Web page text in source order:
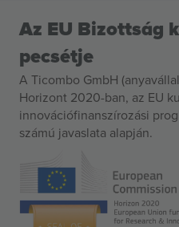
Az EU Bizottság
pecsétje
A Ticombo GmbH
Horizont 2020-ban, az EU
innovációfinanszírozási
számú javaslata alapján.